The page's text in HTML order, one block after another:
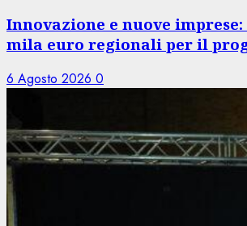
Innovazione e nuove
mila euro regionali per il
6 Agosto 2026 0